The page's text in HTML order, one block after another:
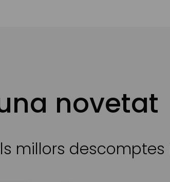
novetat
millors descomptes